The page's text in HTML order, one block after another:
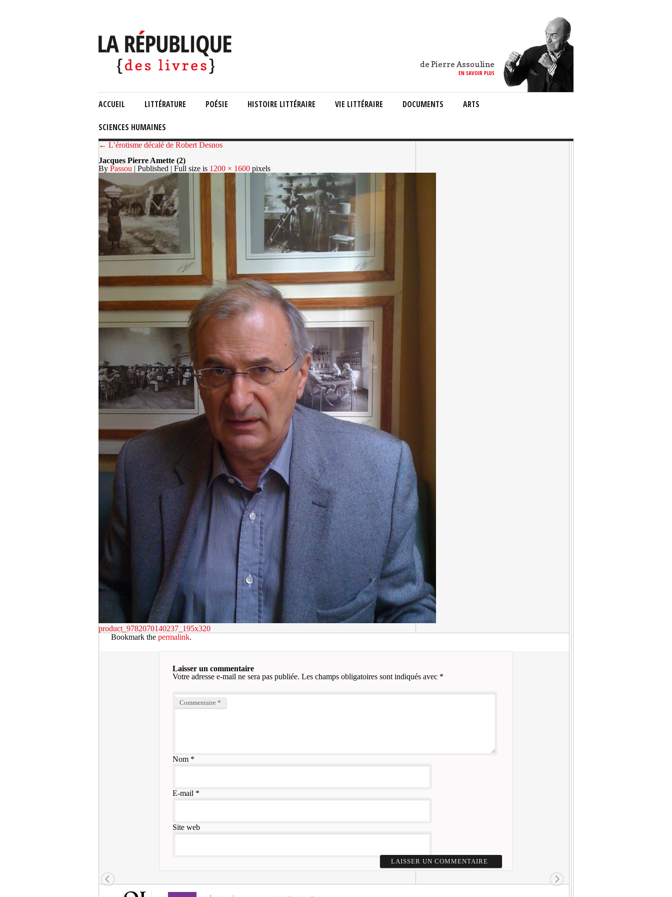
de Pierre Assouline
EN SAVOIR PLUS
ACCUEIL LITTÉRATURE POÉSIE HISTOIRE LITTÉRAIRE VIE LITTÉRAIRE DOCUMENTS ARTS
SCIENCES HUMAINES
← L’érotisme décalé de Robert Desnos
Jacques Pierre Amette (2)
By Passou | Published | Full size is 1200 × 1600 pixels
product_9782070140237_195x320
Bookmark the permalink.
Laisser un commentaire
Votre adresse e-mail ne sera pas publiée. Les champs obligatoires sont indiqués avec *
Commentaire *
Nom*
E-mail *
Site web